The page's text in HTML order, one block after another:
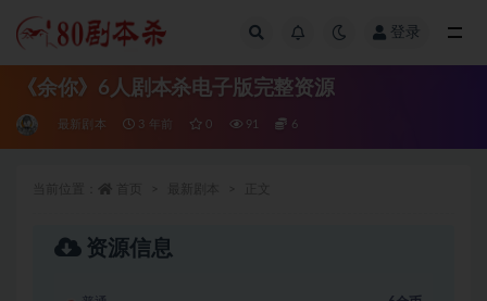
登录
《余你》6人剧本杀电子版完整资源
最新剧本 3 年前 0 91 6
资源信息